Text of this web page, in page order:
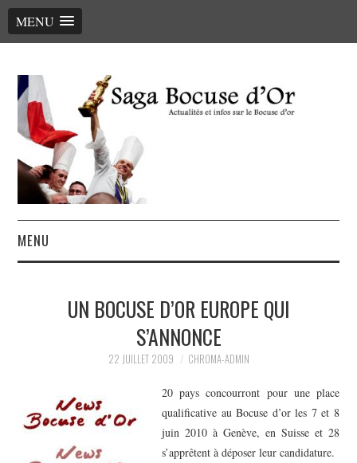
MENU
MENU
LE PALMARÈS, LES CHEFS
SAGA BOCUSE D’OR ?
VIDÉOS
UN BOCUSE D’OR EUROPE QUI
S’ANNONCE
22 JUILLET 2009 CHROMA-ADMIN
20 pays concourront pour une place
qualificative au Bocuse d’or les 7 et 8
juin 2010 à Genève, en Suisse et 28
s’apprêtent à déposer leur candidature.